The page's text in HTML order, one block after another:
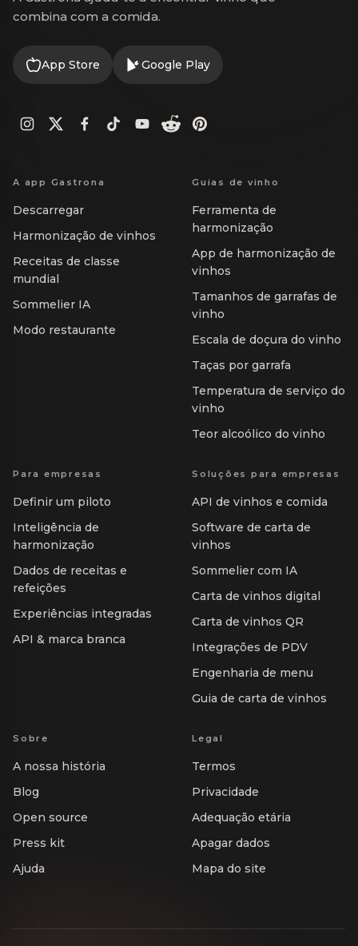
combina com a comida.
App Store Google Play
A app Gastrona
Descarregar
Harmonização de vinhos
Receitas de classe
mundial
Sommelier IA
Modo restaurante
Guias de vinho
Ferramenta de
harmonização
App de harmonização de
vinhos
Tamanhos de garrafas de
vinho
Escala de doçura do vinho
Taças por garrafa
Temperatura de serviço do
vinho
Teor alcoólico do vinho
Para empresas
Definir um piloto
Inteligência de
harmonização
Dados de receitas e
refeições
Experiências integradas
API & marca branca
Soluções para empresas
API de vinhos e comida
Software de carta de
vinhos
Sommelier com IA
Carta de vinhos digital
Carta de vinhos QR
Integrações de PDV
Engenharia de menu
Guia de carta de vinhos
Sobre
A nossa história
Blog
Open source
Press kit
Ajuda
Legal
Termos
Privacidade
Adequação etária
Apagar dados
Mapa do site